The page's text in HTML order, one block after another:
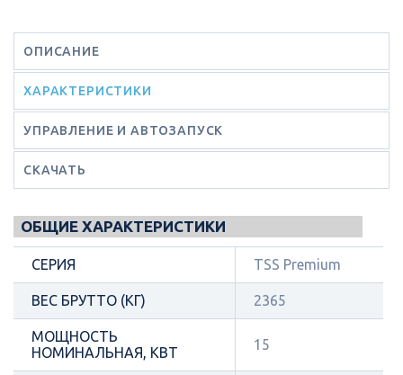
ОПИСАНИЕ
ХАРАКТЕРИСТИКИ
УПРАВЛЕНИЕ И АВТОЗАПУСК
СКАЧАТЬ
ОБЩИЕ ХАРАКТЕРИСТИКИ
СЕРИЯ TSS Premium
ВЕС БРУТТО (КГ) 2365
МОЩНОСТЬ
НОМИНАЛЬНАЯ, КВТ
15